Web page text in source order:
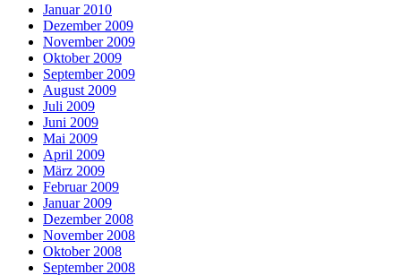
Januar 2010
Dezember 2009
November 2009
Oktober 2009
September 2009
August 2009
Juli 2009
Juni 2009
Mai 2009
April 2009
März 2009
Februar 2009
Januar 2009
Dezember 2008
November 2008
Oktober 2008
September 2008